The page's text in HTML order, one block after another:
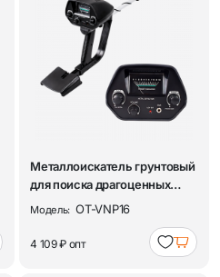
Металлоискатель грунтовый
для поиска драгоценных
металлов, м...
Модель: OT-VNP16
4 109 ₽ опт